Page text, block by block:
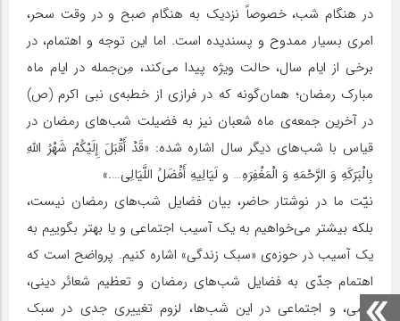
در هنگام شب، خصوصاً نزدیک به هنگام صبح و در وقت سحر،
امری بسیار ممدوح و پسندیده است. اما این توجه و اهتمام، در
برخی از ایام سال، حالت ویژه پیدا می‌کند، مِن‌جمله در ایام ماه
مبارک رمضان؛ همان‌گونه که در فرازی از خطبه‌ی نبی اکرم (ص)
در آخرین جمعه‌ی ماه شعبان نیز به فضیلت شب‌های رمضان در
قیاس با شب‌های دیگر سال اشاره شده: «قَدْ أَقْبَلَ إِلَیْکُمْ شَهْرُ اللَّهِ
بِالْبَرَکَهِ وَ الرَّحْمَهِ وَ الْمَغْفِرَهِ… و لَیَالِیهِ أَفْضَلُ اللَّیَالِی….»
نیّت ما در نوشتار حاضر، بیان فضایل شب‌های رمضان نیست،
بلکه بیشتر می‌خواهیم به یک آسیب اجتماعی و یا بهتر بگوییم به
یک آسیب در حوزه‌ی «سبک زندگی» اشاره کنیم. پرواضح است که
اهتمام جدّی به فضایل شب‌های رمضان و تعظیم شعائر دینی،
علمی، و اجتماعی در این شب‌ها، لزوم تغییری جدی در سبک